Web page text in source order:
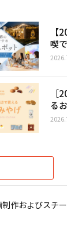
【
喫
［
る
作およびスチ